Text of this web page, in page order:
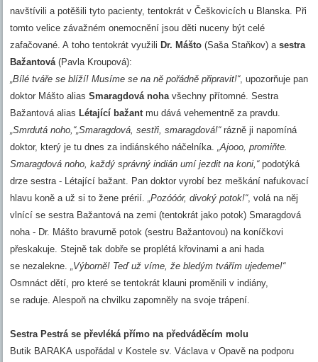
navštívili a potěšili tyto pacienty, tentokrát v Češkovicích u Blanska. Při
tomto velice závažném onemocnění jsou děti nuceny být celé
zafačované. A toho tentokrát využili Dr. Mášto (Saša Staňkov) asestra
Bažantová(Pavla Kroupová):
„Bílé tváře se blíží! Musíme se na ně pořádně připravit!“, upozorňuje pan
doktor Mášto aliasSmaragdová nohavšechny přítomné. Sestra
Bažantová alias Létající bažantmu dává vehementně za pravdu.
„Smrdutá noho,“„Smaragdová, sestři, smaragdová!“rázně ji napomíná
doktor, který je tu dnes za indiánského náčelníka.„Ajooo, promiňte.
Smaragdová noho, každý správný indián umí jezdit na koni,“podotýká
drze sestra - Létající bažant. Pan doktor vyrobí bez meškání nafukovací
hlavu koně a už si to žene prérií.„Pozóóór, divoký potok!“, volá na něj
vlnící se sestra Bažantová na zemi (tentokrát jako potok) Smaragdová
noha - Dr. Mášto bravurně potok (sestru Bažantovou) na koníčkovi
přeskakuje. Stejně tak dobře se proplétá křovinami a ani hada
se nezalekne.„Výborně! Teď už víme, že bledým tvářím ujedeme!“
Osmnáct dětí, pro které se tentokrát klauni proměnili v indiány,
se raduje. Alespoň na chvilku zapomněly na svoje trápení.
Sestra Pestrá se převléká přímo na předváděcím molu
Butik BARAKA uspořádal v Kostele sv. Václava v Opavě na podporu